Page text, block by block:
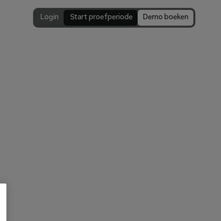
Login Start proefperiode Demo boeken